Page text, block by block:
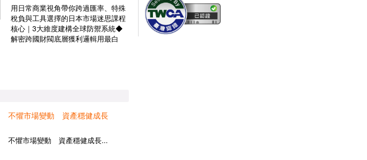
用日常商業視角帶你跨過匯率、特殊
稅負與工具選擇的日本市場迷思課程
核心｜3大維度建構全球防禦系統◆
解密跨國財閥底層獲利邏輯用最白
不懼市場變動 資產穩健成長
不懼市場變動 資產穩健成長...